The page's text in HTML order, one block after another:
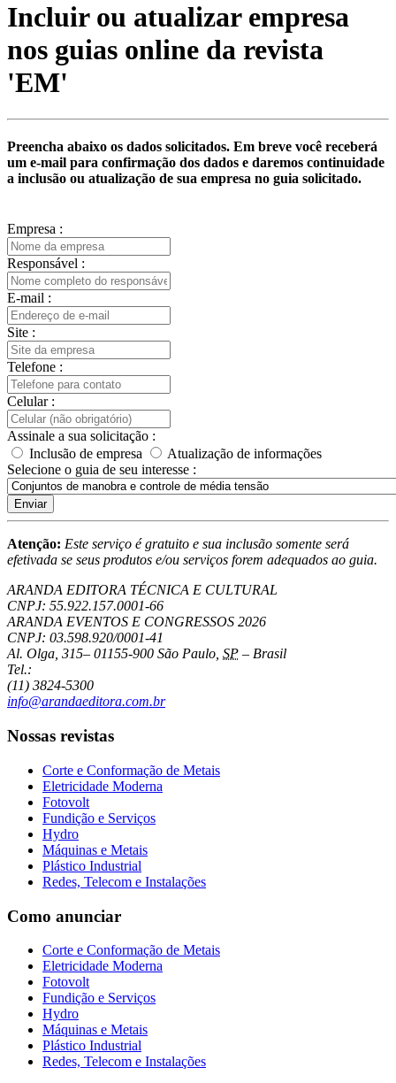
Incluir ou atualizar empresa
nos guias online da revista
'EM'
Preencha abaixo os dados solicitados. Em breve você receberá
um e-mail para confirmação dos dados e daremos continuidade
a inclusão ou atualização de sua empresa no guia solicitado.
Empresa :
Responsável :
E-mail :
Site :
Telefone :
Celular :
Assinale a sua solicitação :
Inclusão de empresa
Atualização de informações
Selecione o guia de seu interesse :
Enviar
Atenção: Este serviço é gratuito e sua inclusão somente será
efetivada se seus produtos e/ou serviços forem adequados ao guia.
ARANDA EDITORA TÉCNICA E CULTURAL
CNPJ: 55.922.157.0001-66
ARANDA EVENTOS E CONGRESSOS 2026
CNPJ: 03.598.920/0001-41
Al. Olga, 315– 01155-900 São Paulo, SP – Brasil
Tel.:
(11) 3824-5300
info@arandaeditora.com.br
Nossas revistas
Corte e Conformação de Metais
Eletricidade Moderna
Fotovolt
Fundição e Serviços
Hydro
Máquinas e Metais
Plástico Industrial
Redes, Telecom e Instalações
Como anunciar
Corte e Conformação de Metais
Eletricidade Moderna
Fotovolt
Fundição e Serviços
Hydro
Máquinas e Metais
Plástico Industrial
Redes, Telecom e Instalações